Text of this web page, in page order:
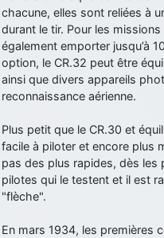
d9pouces: cette fois, c'est le
par terre
jericho: Ah ben je peux te
d9pouces: Désolé ! Mon
manifestement
tout voir
chacune, elles sont reliées à
durant le tir. Pour les missions
également emporter jusqu’à
option, le CR.32 peut être
ainsi que divers appareils
reconnaissance aérienne.
Plus petit que le CR.30 et
facile à piloter et encore plus
pas des plus rapides, dès les
pilotes qui le testent et il est
"flèche".
En mars 1934, les premières